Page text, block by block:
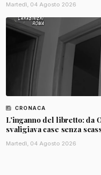
Martedì, 04 Agosto 2026
CRONACA
L'inganno del libretto: da
svaligiava case senza
Martedì, 04 Agosto 2026